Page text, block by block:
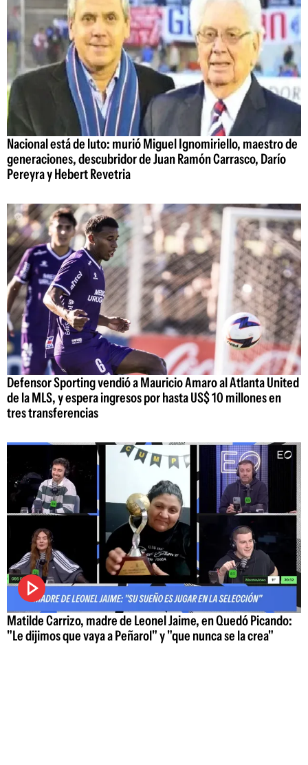
Nacional está de luto: murió Miguel Ignomiriello, maestro de
generaciones, descubridor de Juan Ramón Carrasco, Darío
Pereyra y Hebert Revetria
Defensor Sporting vendió a Mauricio Amaro al Atlanta United
de la MLS, y espera ingresos por hasta US$ 10 millones en
tres transferencias
Matilde Carrizo, madre de Leonel Jaime, en Quedó Picando:
"Le dijimos que vaya a Peñarol" y "que nunca se la crea"